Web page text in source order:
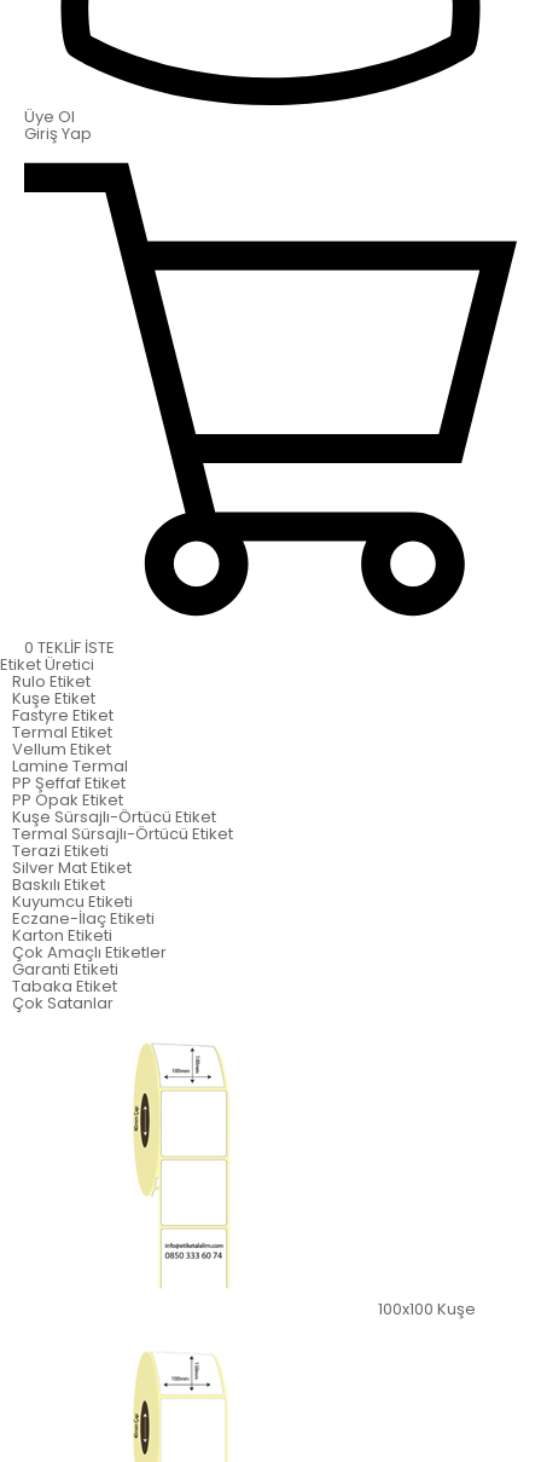
Üye Ol
Giriş Yap
0 TEKLİF İSTE
EtiketÜretici
Rulo Etiket
Kuşe Etiket
Fastyre Etiket
Termal Etiket
Vellum Etiket
Lamine Termal
PP Şeffaf Etiket
PP Opak Etiket
Kuşe Sürsajlı-Örtücü Etiket
Termal Sürsajlı-Örtücü Etiket
Terazi Etiketi
Silver Mat Etiket
Baskılı Etiket
Kuyumcu Etiketi
Eczane-İlaç Etiketi
Karton Etiketi
Çok Amaçlı Etiketler
Garanti Etiketi
Tabaka Etiket
Çok Satanlar
100x100 Kuşe